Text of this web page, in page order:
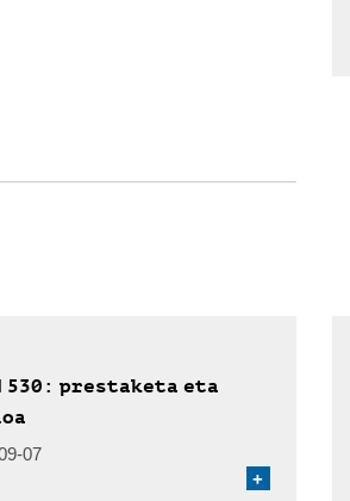
530: prestaketa eta
07
+